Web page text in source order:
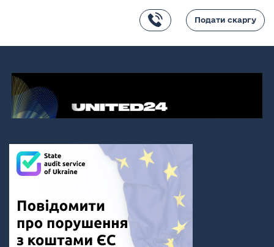
Подати скаргу